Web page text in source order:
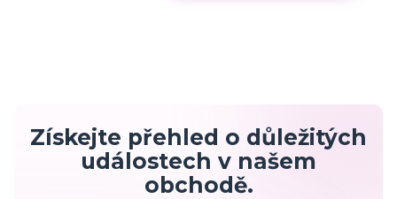
Získejte přehled o důležitých
událostech v našem
obchodě.